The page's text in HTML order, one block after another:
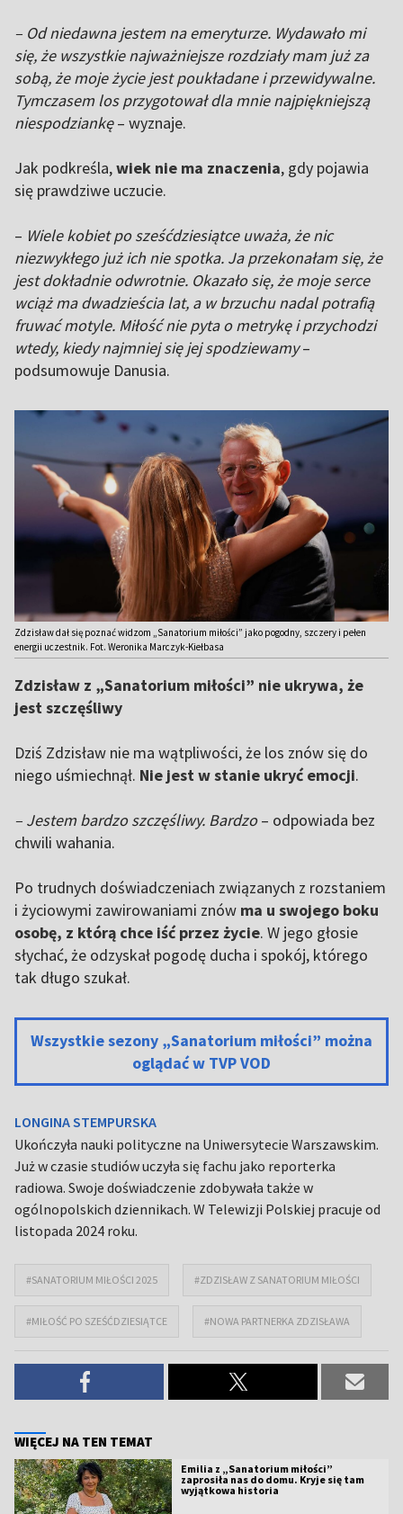
– Od niedawna jestem na emeryturze. Wydawało mi
się, że wszystkie najważniejsze rozdziały mam już za
sobą, że moje życie jest poukładane i przewidywalne.
Tymczasem los przygotował dla mnie najpiękniejszą
niespodziankę– wyznaje.
Jak podkreśla,wiek nie ma znaczenia, gdy pojawia
się prawdziwe uczucie.
– Wiele kobiet po sześćdziesiątce uważa, że nic
niezwykłego już ich nie spotka. Ja przekonałam się, że
jest dokładnie odwrotnie. Okazało się, że moje serce
wciąż ma dwadzieścia lat, a w brzuchu nadal potrafią
fruwać motyle. Miłość nie pyta o metrykę i przychodzi
wtedy, kiedy najmniej się jej spodziewamy–
podsumowuje Danusia.
Zdzisław dał się poznać widzom „Sanatorium miłości” jako pogodny, szczery i pełen
energii uczestnik. Fot. Weronika Marczyk-Kiełbasa
Zdzisław z „Sanatorium miłości” nie ukrywa, że
jest szczęśliwy
Dziś Zdzisław nie ma wątpliwości, że los znów się do
niego uśmiechnął. Nie jest w stanie ukryć emocji.
– Jestem bardzo szczęśliwy. Bardzo– odpowiada bez
chwili wahania.
Po trudnych doświadczeniach związanych z rozstaniem
i życiowymi zawirowaniami znów ma u swojego boku
osobę, z którą chce iść przez życie. W jego głosie
słychać, że odzyskał pogodę ducha i spokój, którego
tak długo szukał.
Wszystkie sezony „Sanatorium miłości” można
oglądać w TVP VOD
LONGINA STEMPURSKA
Ukończyła nauki polityczne na Uniwersytecie Warszawskim.
Już w czasie studiów uczyła się fachu jako reporterka
radiowa. Swoje doświadczenie zdobywała także w
ogólnopolskich dziennikach. W Telewizji Polskiej pracuje od
listopada 2024 roku.
#SANATORIUM MIŁOŚCI 2025 #ZDZISŁAW Z SANATORIUM MIŁOŚCI
#MIŁOŚĆ PO SZEŚĆDZIESIĄTCE #NOWA PARTNERKA ZDZISŁAWA
WIĘCEJ NA TEN TEMAT
Emilia z „Sanatorium miłości”
zaprosiła nas do domu. Kryje się tam
wyjątkowa historia